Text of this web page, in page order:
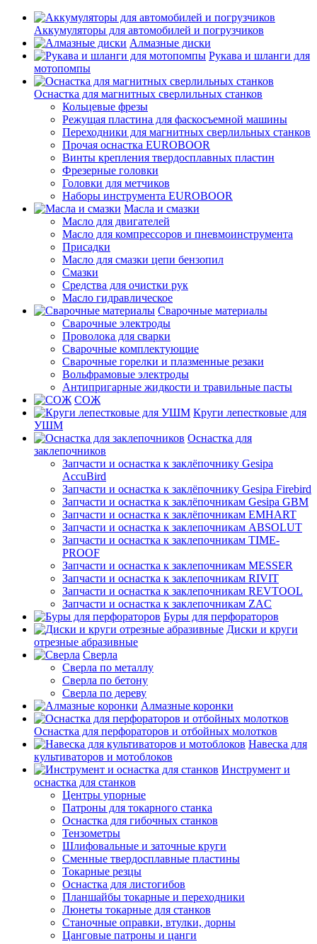
Аккумуляторы для автомобилей и погрузчиков
Алмазные диски
Рукава и шланги для
мотопомпы
Оснастка для магнитных сверлильных станков
Кольцевые фрезы
Режущая пластина для фаскосъемной машины
Переходники для магнитных сверлильных станков
Прочая оснастка EUROBOOR
Винты крепления твердосплавных пластин
Фрезерные головки
Головки для метчиков
Наборы инструмента EUROBOOR
Масла и смазки
Масло для двигателей
Масло для компрессоров и пневмоинструмента
Присадки
Масло для смазки цепи бензопил
Смазки
Средства для очистки рук
Масло гидравлическое
Сварочные материалы
Сварочные электроды
Проволока для сварки
Сварочные комплектующие
Сварочные горелки и плазменные резаки
Вольфрамовые электроды
Антипригарные жидкости и травильные пасты
СОЖ
Круги лепестковые для
УШМ
Оснастка для
заклепочников
Запчасти и оснастка к заклёпочнику Gesipa
AccuBird
Запчасти и оснастка к заклёпочнику Gesipa Firebird
Запчасти и оснастка к заклёпочникам Gesipa GBM
Запчасти и оснастка к заклёпочникам EMHART
Запчасти и оснастка к заклепочникам ABSOLUT
Запчасти и оснастка к заклепочникам TIME-
PROOF
Запчасти и оснастка к заклепочникам MESSER
Запчасти и оснастка к заклепочникам RIVIT
Запчасти и оснастка к заклепочникам REVTOOL
Запчасти и оснастка к заклепочникам ZAC
Буры для перфораторов
Диски и круги
отрезные абразивные
Сверла
Сверла по металлу
Сверла по бетону
Сверла по дереву
Алмазные коронки
Оснастка для перфораторов и отбойных молотков
Навеска для
культиваторов и мотоблоков
Инструмент и
оснастка для станков
Центры упорные
Патроны для токарного станка
Оснастка для гибочных станков
Тензометры
Шлифовальные и заточные круги
Сменные твердосплавные пластины
Токарные резцы
Оснастка для листогибов
Планшайбы токарные и переходники
Люнеты токарные для станков
Станочные оправки, втулки, дорны
Цанговые патроны и цанги